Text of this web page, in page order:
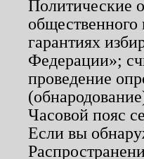
Политические
гарантиях
Федерации»;
проведение
Часовой пояс
Если вы